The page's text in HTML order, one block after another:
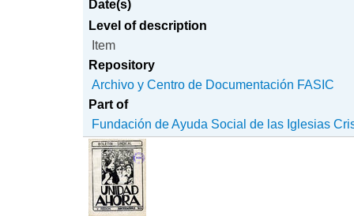
Date(s)
Level of description
Item
Repository
Archivo y Centro de Documentación FASIC
Part of
Fundación de Ayuda Social de las Iglesias